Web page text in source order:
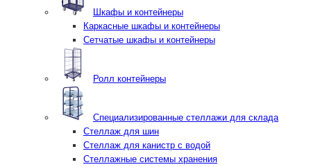
Шкафы и контейнеры
Каркасные шкафы и контейнеры
Сетчатые шкафы и контейнеры
Ролл контейнеры
Специализированные стеллажи для склада
Стеллаж для шин
Стеллаж для канистр с водой
Стеллажные системы хранения